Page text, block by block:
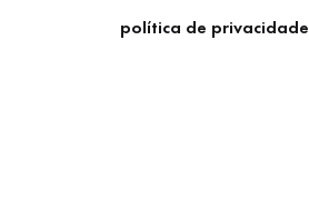
política de privacidade